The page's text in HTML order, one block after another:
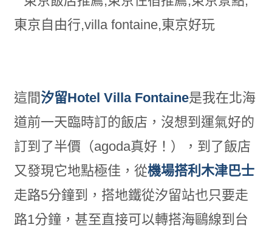
這間汐留Hotel Villa Fontaine是我在北海
道前一天臨時訂的飯店，沒想到運氣好的
訂到了半價（agoda真好！），到了飯店
又發現它地點極佳，從機場搭利木津巴士
走路5分鐘到，搭地鐵從汐留站也只要走
路1分鐘，甚至直接可以轉搭海鷗線到台